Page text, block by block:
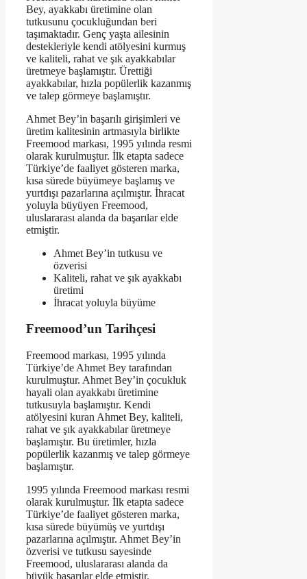
Bey, ayakkabı üretimine olan
tutkusunu çocukluğundan beri
taşımaktadır. Genç yaşta ailesinin
destekleriyle kendi atölyesini kurmuş
ve kaliteli, rahat ve şık ayakkabılar
üretmeye başlamıştır. Ürettiği
ayakkabılar, hızla popülerlik kazanmış
ve talep görmeye başlamıştır.
Ahmet Bey’in başarılı girişimleri ve
üretim kalitesinin artmasıyla birlikte
Freemood markası, 1995 yılında resmi
olarak kurulmuştur. İlk etapta sadece
Türkiye’de faaliyet gösteren marka,
kısa sürede büyümeye başlamış ve
yurtdışı pazarlarına açılmıştır. İhracat
yoluyla büyüyen Freemood,
uluslararası alanda da başarılar elde
etmiştir.
Ahmet Bey’in tutkusu ve
özverisi
Kaliteli, rahat ve şık ayakkabı
üretimi
İhracat yoluyla büyüme
Freemood’un Tarihçesi
Freemood markası, 1995 yılında
Türkiye’de Ahmet Bey tarafından
kurulmuştur. Ahmet Bey’in çocukluk
hayali olan ayakkabı üretimine
tutkusuyla başlamıştır. Kendi
atölyesini kuran Ahmet Bey, kaliteli,
rahat ve şık ayakkabılar üretmeye
başlamıştır. Bu üretimler, hızla
popülerlik kazanmış ve talep görmeye
başlamıştır.
1995 yılında Freemood markası resmi
olarak kurulmuştur. İlk etapta sadece
Türkiye’de faaliyet gösteren marka,
kısa sürede büyümüş ve yurtdışı
pazarlarına açılmıştır. Ahmet Bey’in
özverisi ve tutkusu sayesinde
Freemood, uluslararası alanda da
büyük başarılar elde etmiştir.